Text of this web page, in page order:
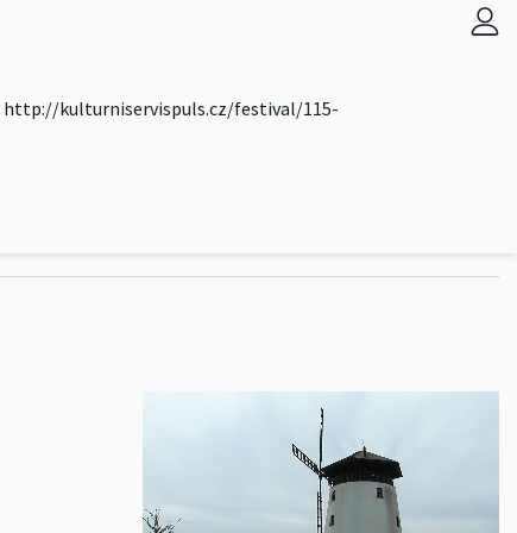
http://kulturniservispuls.cz/festival/115-